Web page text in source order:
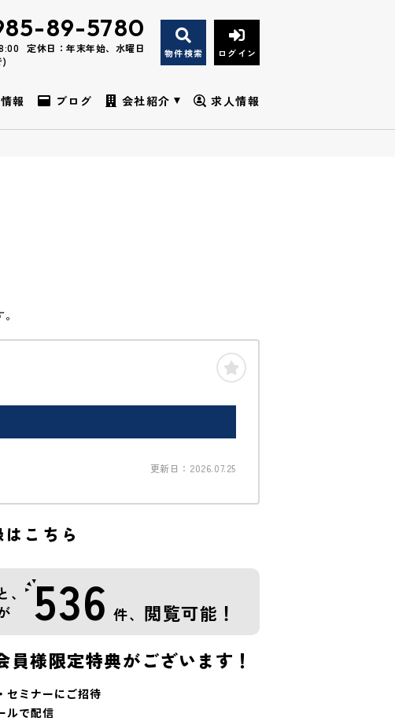
89-5780
定休日：年末年始、水曜日
)
物件検索 ログイン
報 ブログ 会社紹介 求人情報
更新日：2026.07.25
こちら
、 536 件、 閲覧可能！
員様限定特典がございます！
セミナーにご招待
ルで配信